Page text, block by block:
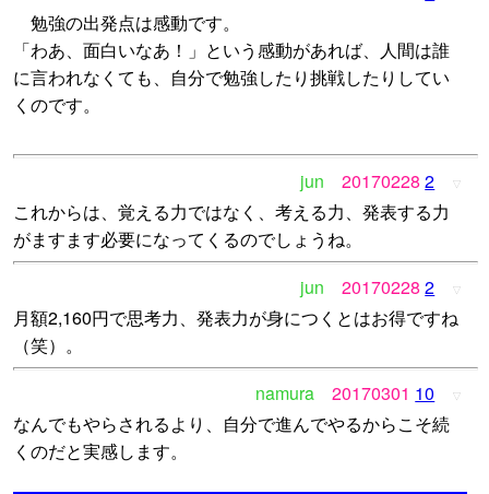
勉強の出発点は感動です。
「わあ、面白いなあ！」という感動があれば、人間は誰
に言われなくても、自分で勉強したり挑戦したりしてい
くのです。
jun 20170228 2 ▽
これからは、覚える力ではなく、考える力、発表する力
がますます必要になってくるのでしょうね。
jun
20170228 2 ▽
月額2,160円で思考力、発表力が身につくとはお得ですね
（笑）。
namura
20170301 10 ▽
なんでもやらされるより、自分で進んでやるからこそ続
くのだと実感します。